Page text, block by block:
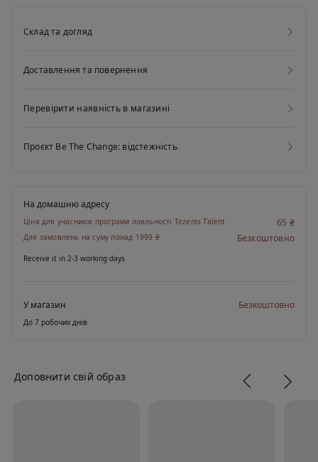
пляшок. Для створення цього нового виробу ми використовуємо
Склад та догляд
Доставлення та повернення
Перевірити наявність в магазині
Проєкт Be The Change: відстежність
На домашню адресу
Ціна для учасників програми лояльності Tezenis Talent 65 ₴
Для замовлень на суму понад 1999 ₴ Безкоштовно
Receive it in 2-3 working days
У магазин Безкоштовно
До 7 робочих днів
Доповнити свій образ